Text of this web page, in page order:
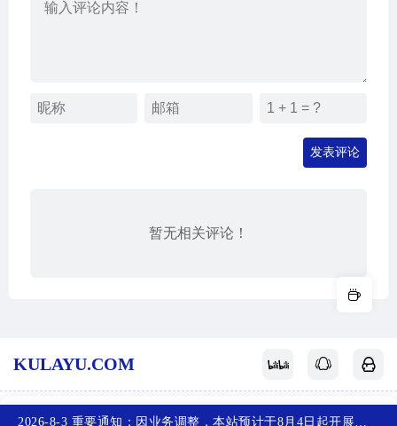
发表评论
暂无相关评论！
KULAYU.COM
酷拉鱼 网站地图 关于我们 赞赏支持 反馈投稿
2026-8-3 重要通知：因业务调整，本站预计于8月4日起开展新备案，届时，网站首页将访问不了，您可以收藏任意一个页面，访问网站！~